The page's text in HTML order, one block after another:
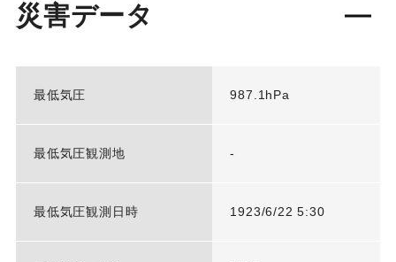
災害データ
最低気圧 987.1hPa
最低気圧観測地 -
最低気圧観測日時 1923/6/22 5:30